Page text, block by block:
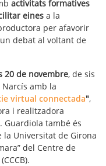
activitats formatives
eines a la
per afavorir
debat al voltant de
20 de novembre, de sis
amb la
virtual connectada",
i realitzadora
. Guardiola també és
la Universitat de Girona
del Centre de